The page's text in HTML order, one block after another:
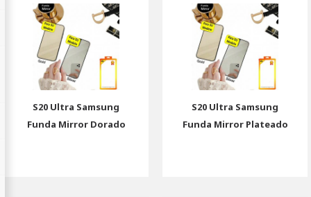
S20 Ultra Samsung
Funda Mirror Dorado
S20 Ultra Samsung
Funda Mirror Plateado